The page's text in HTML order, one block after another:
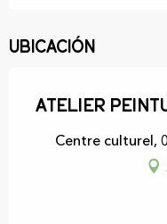
Ubicación
Atelier
Centre culturel,